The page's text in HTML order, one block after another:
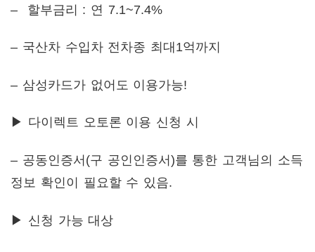
– 할부금리 : 연 7.1~7.4%
– 국산차 수입차 전차종 최대1억까지
– 삼성카드가 없어도 이용가능!
▶ 다이렉트 오토론 이용 신청 시
– 공동인증서(구 공인인증서)를 통한 고객님의 소득
정보 확인이 필요할 수 있음.
▶ 신청 가능 대상